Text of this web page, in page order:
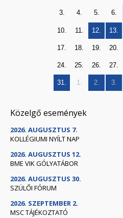
3. 4. 5. 6.
10. 11. 12. 13.
17. 18. 19. 20.
24. 25. 26. 27.
31. 1. 2. 3.
Közelgő események
2026. AUGUSZTUS 7.
KOLLÉGIUMI NYÍLT NAP
2026. AUGUSZTUS 12.
BME VIK GÓLYATÁBOR
2026. AUGUSZTUS 30.
SZÜLŐI FÓRUM
2026. SZEPTEMBER 2.
MSC TÁJÉKOZTATÓ